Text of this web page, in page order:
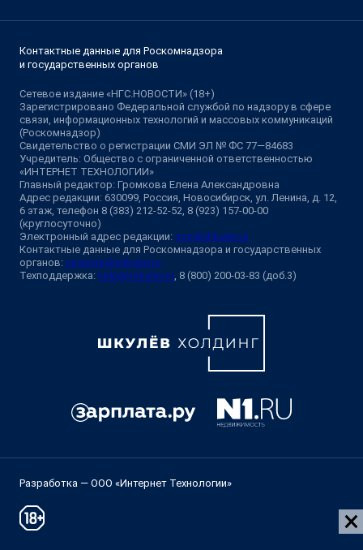
Контактные данные для Роскомнадзора
и государственных органов
Сетевое издание «НГС.НОВОСТИ» (18+)
Зарегистрировано Федеральной службой по надзору в сфере
связи, информационных технологий и массовых коммуникаций
(Роскомнадзор)
Свидетельство о регистрации СМИ ЭЛ № ФС 77—84683
Учредитель: Общество с ограниченной ответственностью
«ИНТЕРНЕТ ТЕХНОЛОГИИ»
Главный редактор: Громкова Елена Александровна
Адрес редакции: 630099, Россия, Новосибирск, ул. Ленина, д. 12,
6 этаж, телефон 8 (383) 212-52-52, 8 (923) 157-00-00
(круглосуточно)
Электронный адрес редакции: ngs@shkulev.ru
Контактные данные для Роскомнадзора и государственных
органов: juristnsk@shkulev.ru
Техподдержка: help@shkulev.ru , 8 (800) 200-03-83 (доб.3)
Разработка — ООО «Интернет Технологии»